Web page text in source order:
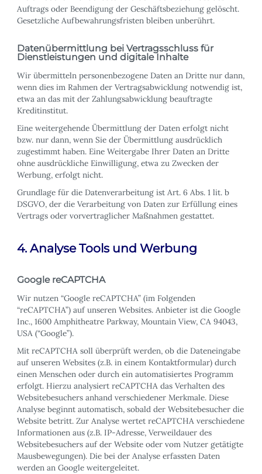
Auftrags oder Beendigung der Geschäftsbeziehung gelöscht.
Gesetzliche Aufbewahrungsfristen bleiben unberührt.
Datenübermittlung bei Vertragsschluss für
Dienstleistungen und digitale Inhalte
Wir übermitteln personenbezogene Daten an Dritte nur dann,
wenn dies im Rahmen der Vertragsabwicklung notwendig ist,
etwa an das mit der Zahlungsabwicklung beauftragte
Kreditinstitut.
Eine weitergehende Übermittlung der Daten erfolgt nicht
bzw. nur dann, wenn Sie der Übermittlung ausdrücklich
zugestimmt haben. Eine Weitergabe Ihrer Daten an Dritte
ohne ausdrückliche Einwilligung, etwa zu Zwecken der
Werbung, erfolgt nicht.
Grundlage für die Datenverarbeitung ist Art. 6 Abs. 1 lit. b
DSGVO, der die Verarbeitung von Daten zur Erfüllung eines
Vertrags oder vorvertraglicher Maßnahmen gestattet.
4. Analyse Tools und Werbung
Google reCAPTCHA
Wir nutzen “Google reCAPTCHA” (im Folgenden
“reCAPTCHA”) auf unseren Websites. Anbieter ist die Google
Inc., 1600 Amphitheatre Parkway, Mountain View, CA 94043,
USA (“Google”).
Mit reCAPTCHA soll überprüft werden, ob die Dateneingabe
auf unseren Websites (z.B. in einem Kontaktformular) durch
einen Menschen oder durch ein automatisiertes Programm
erfolgt. Hierzu analysiert reCAPTCHA das Verhalten des
Websitebesuchers anhand verschiedener Merkmale. Diese
Analyse beginnt automatisch, sobald der Websitebesucher die
Website betritt. Zur Analyse wertet reCAPTCHA verschiedene
Informationen aus (z.B. IP-Adresse, Verweildauer des
Websitebesuchers auf der Website oder vom Nutzer getätigte
Mausbewegungen). Die bei der Analyse erfassten Daten
werden an Google weitergeleitet.